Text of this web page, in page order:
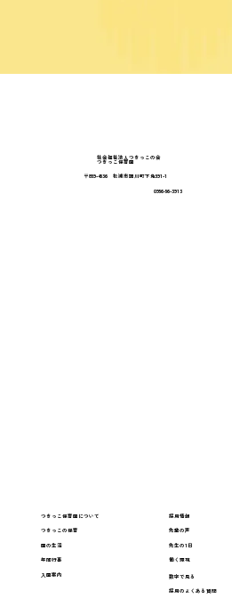
社会福祉法人つきっこの会
つきっこ保育園
〒859-4536 松浦市調川町下免591-1
0956-56-3913
つきっこ保育園について
つきっこの保育
園の生活
年間行事
入園案内
採用情報
先輩の声
先生の1日
働く環境
数字で見る
採用のよくある質問